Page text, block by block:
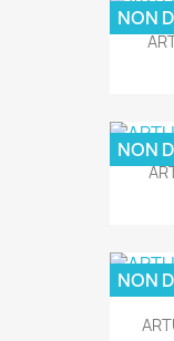
NON
NON
NON